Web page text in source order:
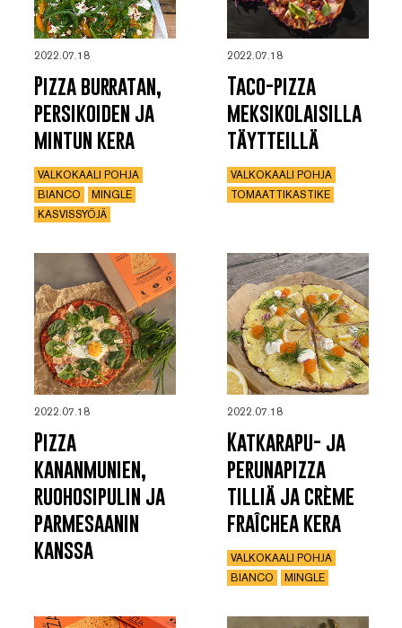
2022.07.18
Pizza burratan,
persikoiden ja
mintun kera
VALKOKAALI POHJA
BIANCO
MINGLE
KASVISSYÖJÄ
2022.07.18
Taco-pizza
meksikolaisilla
täytteillä
VALKOKAALI POHJA
TOMAATTIKASTIKE
2022.07.18
Pizza
kananmunien,
ruohosipulin ja
parmesaanin
kanssa
2022.07.18
Katkarapu- ja
perunapizza
tilliä ja crème
fraîchea kera
VALKOKAALI POHJA
BIANCO
MINGLE